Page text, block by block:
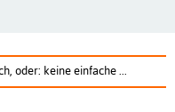
oder: keine einfache ...